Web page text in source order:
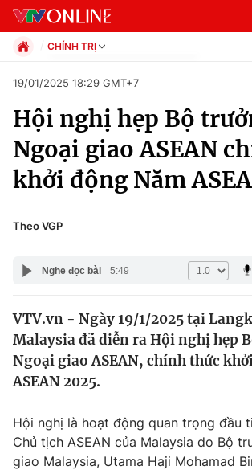
Chuyên mục
Chính trị
Thế giới
Tin tức
Câu chuyện quốc tế
Tài chính
Thị trường
Dữ liệu và đời sống
CHÍNH TRỊ
Xã hội
Pháp luật
Kinh tế
Thể thao
Truyền hình
Văn hóa - Giải trí
Giáo dục
19/01/2025 18:29 GMT+7
Hội nghị hẹp Bộ
Ngoại giao ASEAN
khởi động Năm
Theo VGP
Nghe đọc bài 5:49
VTV.vn - Ngày 19/1/2025 tại
Malaysia đã diễn ra Hội nghị hẹp
Ngoại giao ASEAN, chính thức
ASEAN 2025.
Hội nghị là hoạt động quan trọng đầu
Chủ tịch ASEAN của Malaysia do Bộ
giao Malaysia, Utama Haji Mohamad